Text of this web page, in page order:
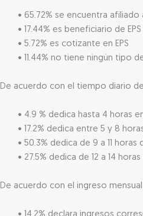
• 65.72% se encuentra afiliado
• 17.44% es beneficiario de EPS
• 5.72% es cotizante en EPS
• 11.44% no tiene ningún tipo
De acuerdo con el tiempo diario
• 4.9 % dedica hasta 4 horas
• 17.2% dedica entre 5 y 8
• 50.3% dedica de 9 a 11 horas
• 27.5% dedica de 12 a 14 horas
De acuerdo con el ingreso